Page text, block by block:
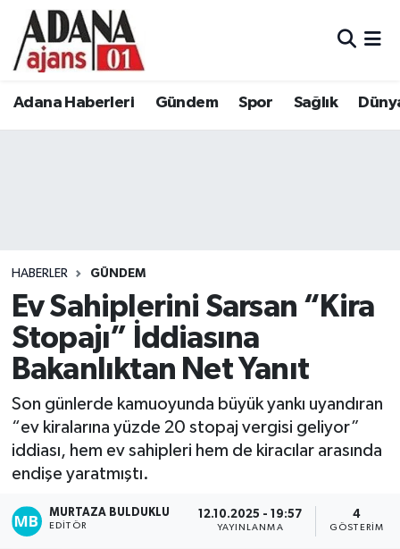
Adana Haberleri Gündem Spor Sağlık
HABERLER GÜNDEM
Ev Sahiplerini Sarsan “Kira
Stopajı” İddiasına
Bakanlıktan Net Yanıt
Son günlerde kamuoyunda büyük yankı uyandıran
“ev kiralarına yüzde 20 stopaj vergisi geliyor”
iddiası, hem ev sahipleri hem de kiracılar arasında
endişe yaratmıştı.
MURTAZA BULDUKLU
EDITÖR
12.10.2025 - 19:57
YAYINLANMA
4
GÖSTERIM
Adana Haberleri
Eğitim
Siyaset
Kadın
Magazin
Yaşam
Adana Nöbetçi Eczaneler
Tüm Manşetler
Son Dakika Haberleri